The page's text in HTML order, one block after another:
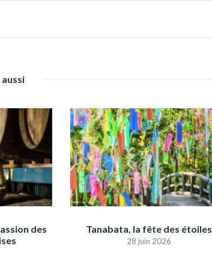
des
Tanabata, la fête des étoiles
28 juin 2026